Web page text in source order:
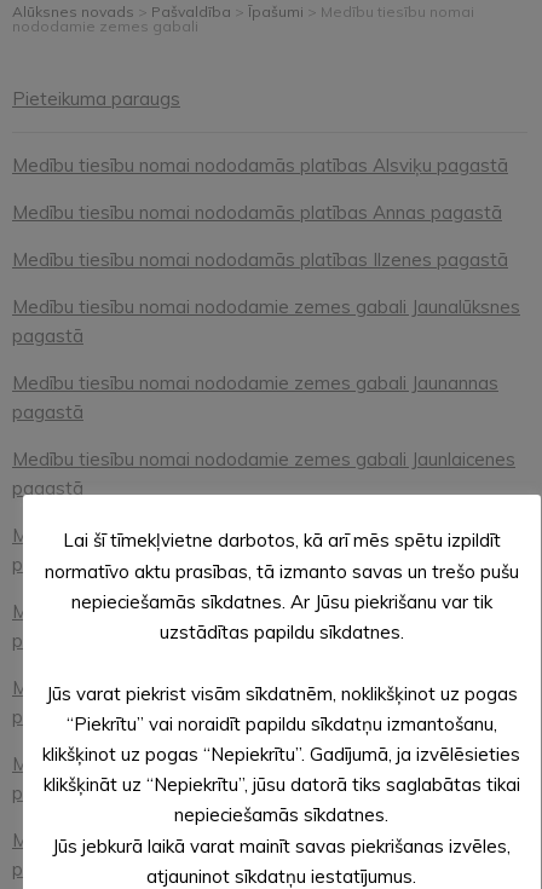
Alūksnes novads > Pašvaldība > Īpašumi > Medību tiesību nomai
nododamie zemes gabali
Pieteikuma paraugs
Medību tiesību nomai nododamās platības Alsviķu pagastā
Medību tiesību nomai nododamās platības Annas pagastā
Medību tiesību nomai nododamās platības Ilzenes pagastā
Medību tiesību nomai nododamie zemes gabali Jaunalūksnes
pagastā
Medību tiesību nomai nododamie zemes gabali Jaunannas
pagastā
Medību tiesību nomai nododamie zemes gabali Jaunlaicenes
pagastā
Medību tiesību nomai nododamie zemes gabali Kalncempju
pagastā
Medību tiesību nomai nododamie zemes gabali Liepnas
pagastā
Medību tiesību nomai nododamie zemes gabali Malienas
pagastā
Medību tiesību nomai nododamie zemes gabali Mālupes
pagastā
Medību tiesību nomai nododamie zemes gabali Mārkalnes
pagastā
Lai šī tīmekļvietne darbotos, kā arī mēs spētu izpildīt
normatīvo aktu prasības, tā izmanto savas un trešo pušu
nepieciešamās sīkdatnes. Ar Jūsu piekrišanu var tik
uzstādītas papildu sīkdatnes.
Jūs varat piekrist visām sīkdatnēm, noklikšķinot uz pogas
“Piekrītu” vai noraidīt papildu sīkdatņu izmantošanu,
klikšķinot uz pogas “Nepiekrītu”. Gadījumā, ja izvēlēsieties
klikšķināt uz “Nepiekrītu”, jūsu datorā tiks saglabātas tikai
nepieciešamās sīkdatnes.
Jūs jebkurā laikā varat mainīt savas piekrišanas izvēles,
atjauninot sīkdatņu iestatījumus.